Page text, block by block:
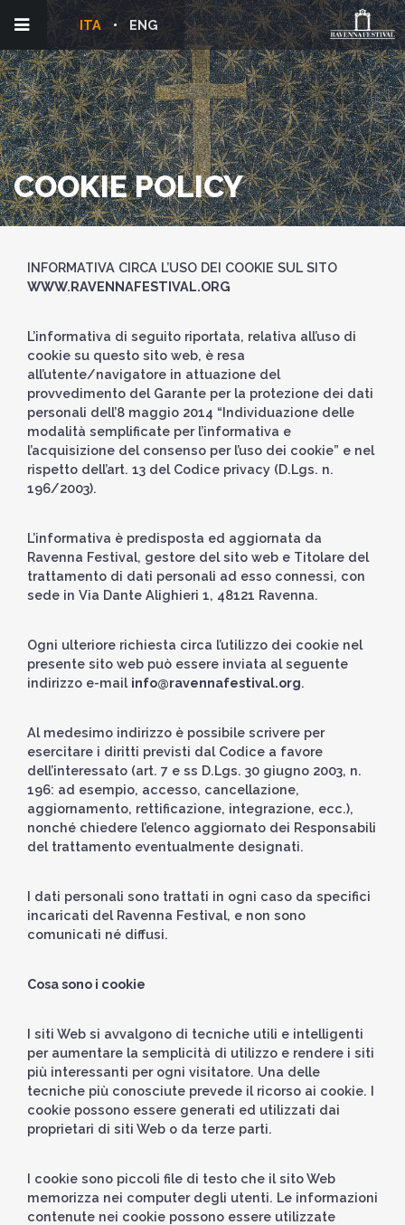
ENG
ITA
COOKIE POLICY
INFORMATIVA CIRCA L’USO DEI COOKIE SUL SITO
WWW.RAVENNAFESTIVAL.ORG
L’informativa di seguito riportata, relativa all’uso di
cookie su questo sito web, è resa
all’utente/navigatore in attuazione del
provvedimento del Garante per la protezione dei dati
personali dell’8 maggio 2014 “Individuazione delle
modalità semplificate per l’informativa e
l’acquisizione del consenso per l’uso dei cookie” e nel
rispetto dell’art. 13 del Codice privacy (D.Lgs. n.
196/2003).
L’informativa è predisposta ed aggiornata da
Ravenna Festival, gestore del sito web e Titolare del
trattamento di dati personali ad esso connessi, con
sede in Via Dante Alighieri 1, 48121 Ravenna.
Ogni ulteriore richiesta circa l’utilizzo dei cookie nel
presente sito web può essere inviata al seguente
indirizzo e-mail info@ravennafestival.org.
Al medesimo indirizzo è possibile scrivere per
esercitare i diritti previsti dal Codice a favore
dell’interessato (art. 7 e ss D.Lgs. 30 giugno 2003, n.
196: ad esempio, accesso, cancellazione,
aggiornamento, rettificazione, integrazione, ecc.),
nonché chiedere l’elenco aggiornato dei Responsabili
del trattamento eventualmente designati.
I dati personali sono trattati in ogni caso da specifici
incaricati del Ravenna Festival, e non sono
comunicati né diffusi.
Cosa sono i cookie
I siti Web si avvalgono di tecniche utili e intelligenti
per aumentare la semplicità di utilizzo e rendere i siti
più interessanti per ogni visitatore. Una delle
tecniche più conosciute prevede il ricorso ai cookie. I
cookie possono essere generati ed utilizzati dai
proprietari di siti Web o da terze parti.
I cookie sono piccoli file di testo che il sito Web
memorizza nei computer degli utenti. Le informazioni
contenute nei cookie possono essere utilizzate